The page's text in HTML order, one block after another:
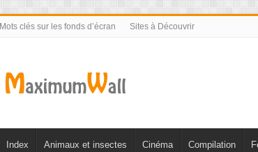
Mots clés sur les fonds d’écran Sites à Découvrir
Index Animaux et insectes Cinéma Compilation